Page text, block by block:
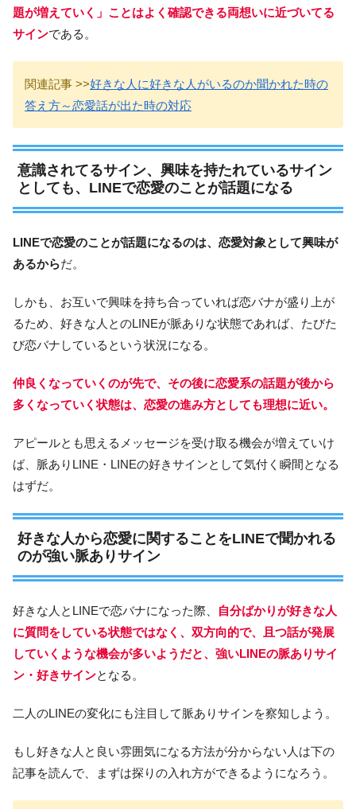
題が増えていく」ことはよく確認できる両想いに近づいてる
サインである。
関連記事 >>好きな人に好きな人がいるのか聞かれた時の
答え方～恋愛話が出た時の対応
意識されてるサイン、興味を持たれているサイン
としても、LINEで恋愛のことが話題になる
LINEで恋愛のことが話題になるのは、恋愛対象として興味が
あるからだ。
しかも、お互いで興味を持ち合っていれば恋バナが盛り上が
るため、好きな人とのLINEが脈ありな状態であれば、たびた
び恋バナしているという状況になる。
仲良くなっていくのが先で、その後に恋愛系の話題が後から
多くなっていく状態は、恋愛の進み方としても理想に近い。
アピールとも思えるメッセージを受け取る機会が増えていけ
ば、脈ありLINE・LINEの好きサインとして気付く瞬間となる
はずだ。
好きな人から恋愛に関することをLINEで聞かれる
のが強い脈ありサイン
好きな人とLINEで恋バナになった際、
自分ばかりが好きな人
に質問をしている状態ではなく、双方向的で、且つ話が発展
していくような機会が多いようだと、強いLINEの脈ありサイ
ン・好きサインとなる。
二人のLINEの変化にも注目して脈ありサインを察知しよう。
もし好きな人と良い雰囲気になる方法が分からない人は下の
記事を読んで、まずは探りの入れ方ができるようになろう。